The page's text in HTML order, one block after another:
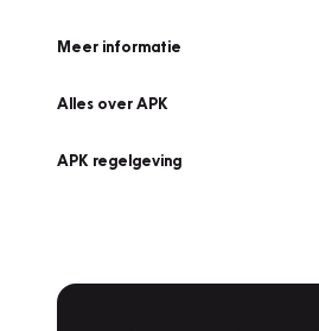
Meer informatie
Alles over APK
APK regelgeving